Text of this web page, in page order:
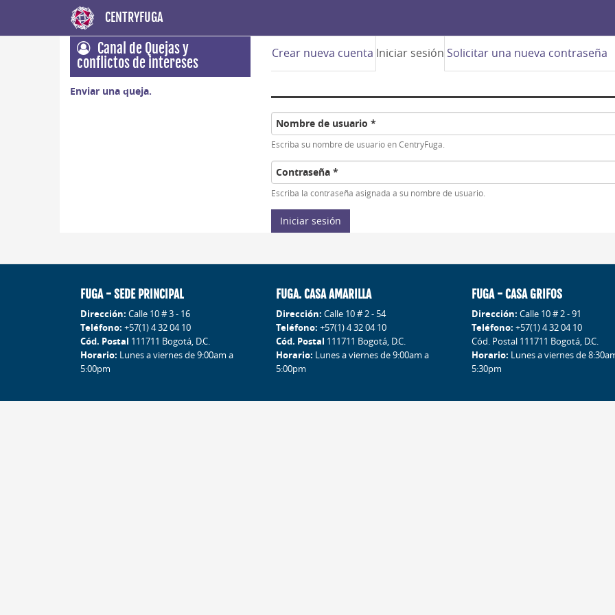
CENTRYFUGA
Canal de Quejas y
conflictos de intereses
Enviar una queja.
Solapas
principales
Crear nueva cuenta Iniciar sesión (solapa
activa)
Solicitar una nueva contraseña
Nombre de usuario *
Escriba su nombre de usuario en CentryFuga.
Contraseña *
Escriba la contraseña asignada a su nombre de usuario.
Iniciar sesión
FUGA - SEDE PRINCIPAL
Dirección: Calle 10 # 3 - 16
Teléfono: +57(1) 4 32 04 10
Cód. Postal 111711 Bogotá, D.C.
Horario: Lunes a viernes de 9:00am a
5:00pm
FUGA. CASA AMARILLA
Dirección: Calle 10 # 2 - 54
Teléfono: +57(1) 4 32 04 10
Cód. Postal 111711 Bogotá, D.C.
Horario: Lunes a viernes de 9:00am a
5:00pm
FUGA - CASA GRIFOS
Dirección: Calle 10 # 2 - 91
Teléfono: +57(1) 4 32 04 10
Cód. Postal 111711 Bogotá, D.C.
Horario: Lunes a viernes de
5:30pm